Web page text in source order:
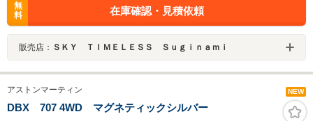
無
料
在庫確認・見積依頼
販売店： ＳＫＹ ＴＩＭＥＬＥＳＳ Ｓｕｇｉｎａｍｉ
アストンマーティン NEW
DBX 707 4WD マグネティックシルバー